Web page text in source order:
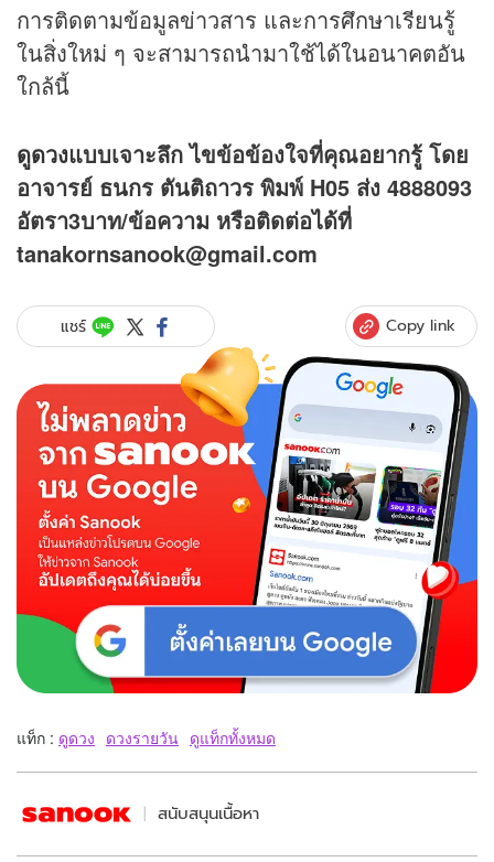
การติดตามข้อมูลข่าวสาร และการศึกษาเรียนรู้
ในสิ่งใหม่ ๆ จะสามารถนำมาใช้ได้ในอนาคตอัน
ใกล้นี้
ดูดวงแบบเจาะลึก ไขข้อข้องใจที่คุณอยากรู้ โดย
อาจารย์ ธนกร ตันติถาวร พิมพ์ H05 ส่ง 4888093
อัตรา3บาท/ข้อความ หรือติดต่อได้ที่
tanakornsanook@gmail.com
แชร์ Copy link
แท็ก : ดูดวง ดวงรายวัน ดูแท็กทั้งหมด
สนับสนุนเนื้อหา